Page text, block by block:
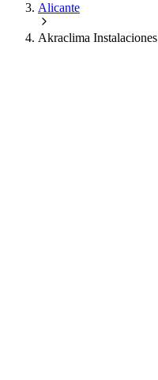
Alicante
Akraclima Instalaciones